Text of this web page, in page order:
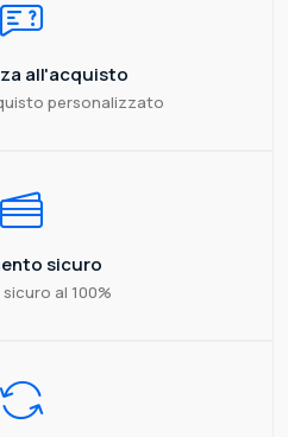
all'acquisto
personalizzato
sicuro
al 100%